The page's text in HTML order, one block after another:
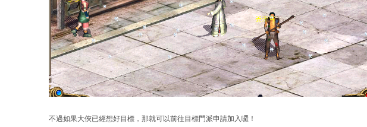
不過如果大俠已經想好目標，那就可以前往目標門派申請加入囉！